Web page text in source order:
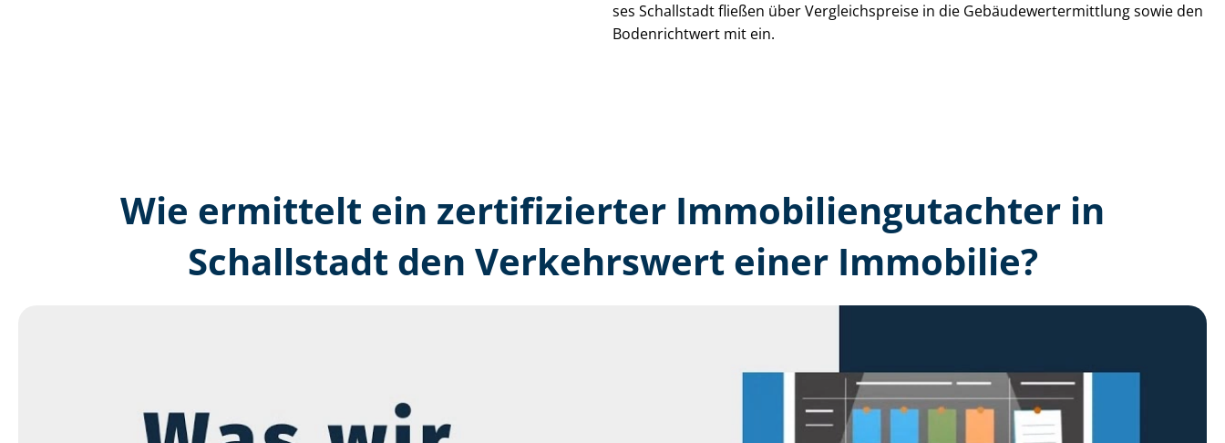
ses Schallstadt fließen über Ver­gleichs­prei­se in die Ge­bäu­de­wert­ermitt­lung sowie den
Bodenrichtwert mit ein.
Wie ermittelt ein zertifizierter Immobilien­gutachter in
Schallstadt den Verkehrswert einer Immobilie?